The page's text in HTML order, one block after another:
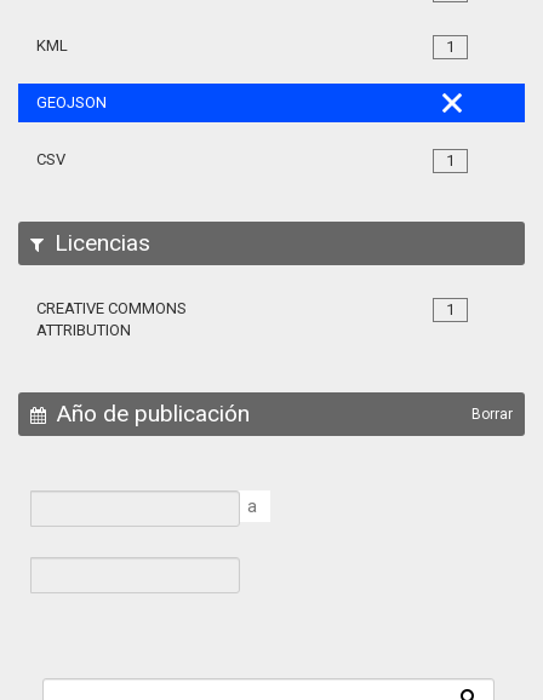
1
KML
GEOJSON
1
CSV
Licencias
1
CREATIVE COMMONS
ATTRIBUTION
Año de publicación Borrar
a